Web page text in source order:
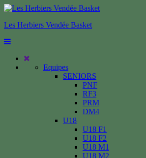
Les Herbiers Vendée Basket
Equipes
SENIORS
PNF
RF3
PRM
DM4
U18
U18 F1
U18 F2
U18 M1
U18 M2